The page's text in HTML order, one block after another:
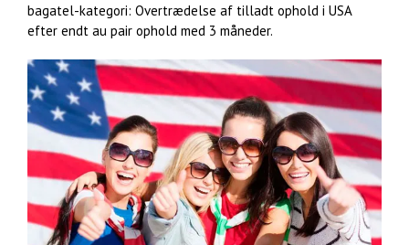
bagatel-kategori: Overtrædelse af tilladt ophold i USA
efter endt au pair ophold med 3 måneder.